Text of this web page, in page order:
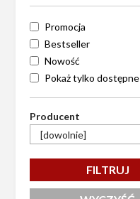
Promocja
Bestseller
Nowość
Pokaż tylko dostępne
Producent